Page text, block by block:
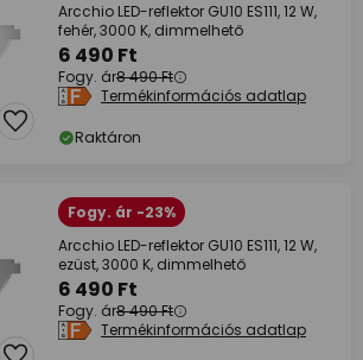
Arcchio LED-reflektor GU10 ES111, 12 W,
fehér, 3000 K, dimmelhető
6 490 Ft
Fogy. ár8 490 Ft
Termékinformációs adatlap
Raktáron
Fogy. ár -23%
Arcchio LED-reflektor GU10 ES111, 12 W,
ezüst, 3000 K, dimmelhető
6 490 Ft
Fogy. ár8 490 Ft
Termékinformációs adatlap